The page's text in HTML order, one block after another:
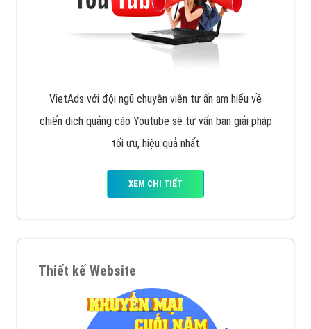
VietAds với đội ngũ chuyên viên tư ấn am hiểu về
chiến dịch quảng cáo Youtube sẽ tư vấn bạn giải pháp
tối ưu, hiệu quả nhất
XEM CHI TIẾT
Thiết kế Website